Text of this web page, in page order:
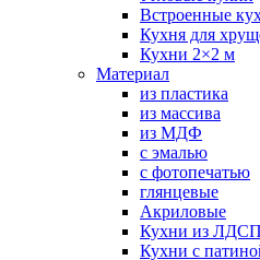
Встроенные
Кухня для
Кухни 2×2 м
Материал
из пластика
из массива
из МДФ
с эмалью
с фотопечатью
глянцевые
Акриловые
Кухни из ЛДСП
Кухни с